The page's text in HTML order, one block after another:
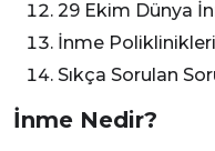
29 Ekim Dünya
İnme
Sıkça Sorulan
İnme Nedir?